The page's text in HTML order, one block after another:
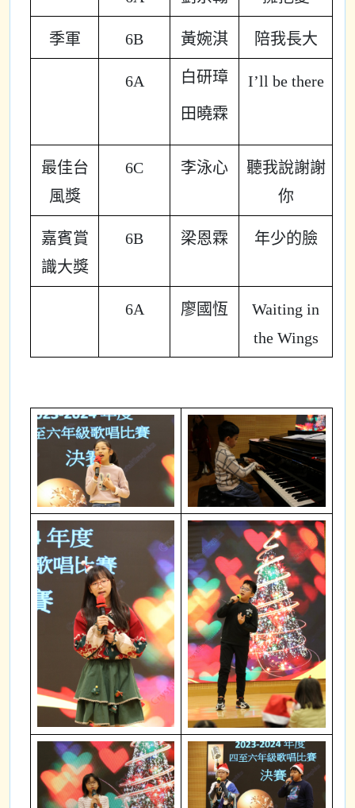
季軍 6B 黃婉淇 陪我長大
6A 白研璋
田曉霖
I’ll be there
最佳台
風獎
6C 李泳心
聽我說謝謝
你
嘉賓賞
識大獎
6B 梁恩霖 年少的臉
6A 廖國恆
Waiting in
the Wings